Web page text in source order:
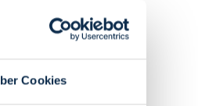
Cookies